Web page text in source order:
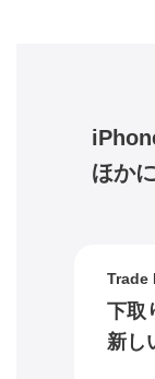
ほか
Trade
下取
新し